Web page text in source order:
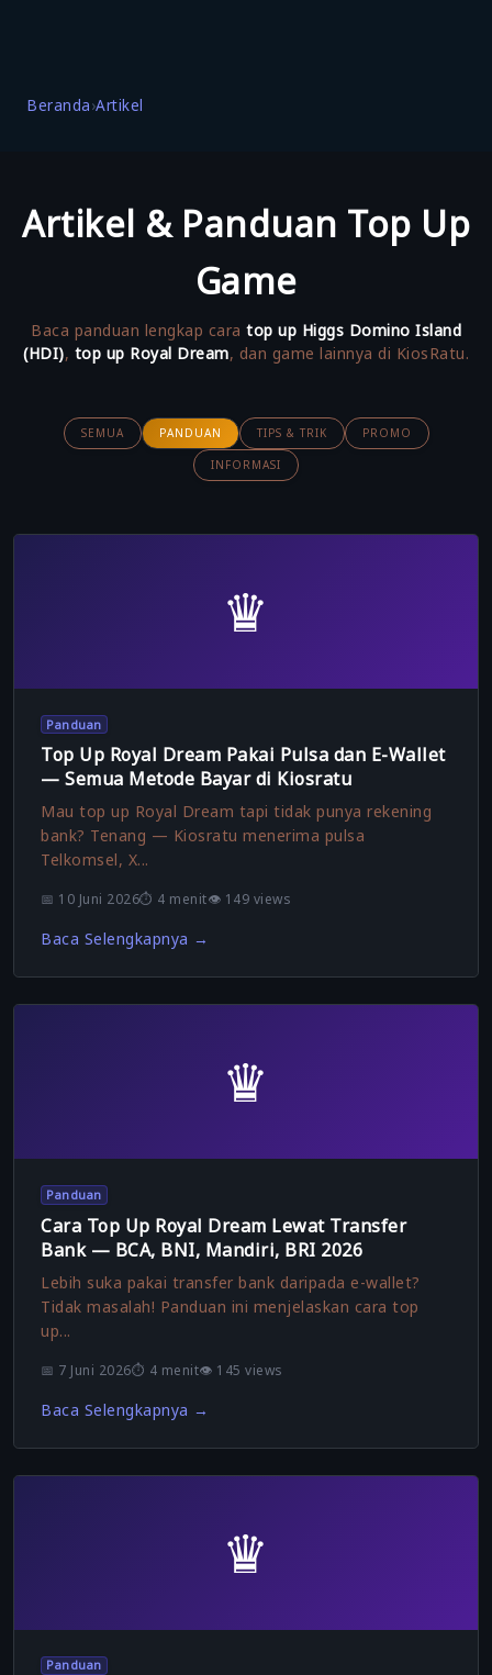
Beranda›Artikel
Artikel & Panduan Top Up
Game
Baca panduan lengkap cara top up Higgs Domino Island
(HDI), top up Royal Dream, dan game lainnya di KiosRatu.
SEMUA PANDUAN TIPS & TRIK PROMO
INFORMASI
♛
Panduan
Top Up Royal Dream Pakai Pulsa dan E-Wallet
— Semua Metode Bayar di Kiosratu
Mau top up Royal Dream tapi tidak punya rekening
bank? Tenang — Kiosratu menerima pulsa
Telkomsel, X...
📅 10 Juni 2026⏱️ 4 menit👁️ 149 views
Baca Selengkapnya →
♛
Panduan
Cara Top Up Royal Dream Lewat Transfer
Bank — BCA, BNI, Mandiri, BRI 2026
Lebih suka pakai transfer bank daripada e-wallet?
Tidak masalah! Panduan ini menjelaskan cara top
up...
📅 7 Juni 2026⏱️ 4 menit👁️ 145 views
Baca Selengkapnya →
♛
Panduan